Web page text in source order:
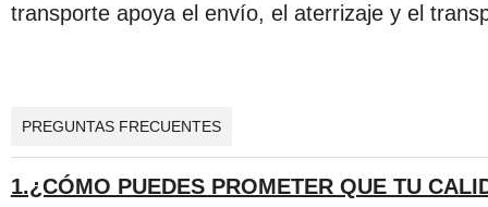
transporte apoya el envío, el aterrizaje y el
PREGUNTAS FRECUENTES
1.¿CÓMO PUEDES PROMETER QUE TU